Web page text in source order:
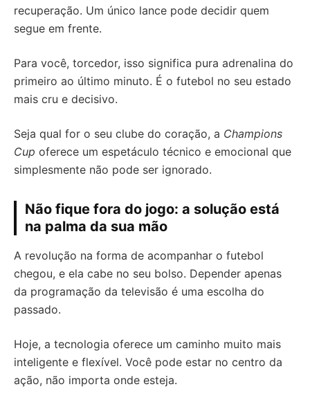
recuperação. Um único lance pode decidir quem
segue em frente.
Para você, torcedor, isso significa pura adrenalina do
primeiro ao último minuto. É o futebol no seu estado
mais cru e decisivo.
Seja qual for o seu clube do coração, a Champions
Cup oferece um espetáculo técnico e emocional que
simplesmente não pode ser ignorado.
Não fique fora do jogo: a solução está
na palma da sua mão
A revolução na forma de acompanhar o futebol
chegou, e ela cabe no seu bolso. Depender apenas
da programação da televisão é uma escolha do
passado.
Hoje, a tecnologia oferece um caminho muito mais
inteligente e flexível. Você pode estar no centro da
ação, não importa onde esteja.